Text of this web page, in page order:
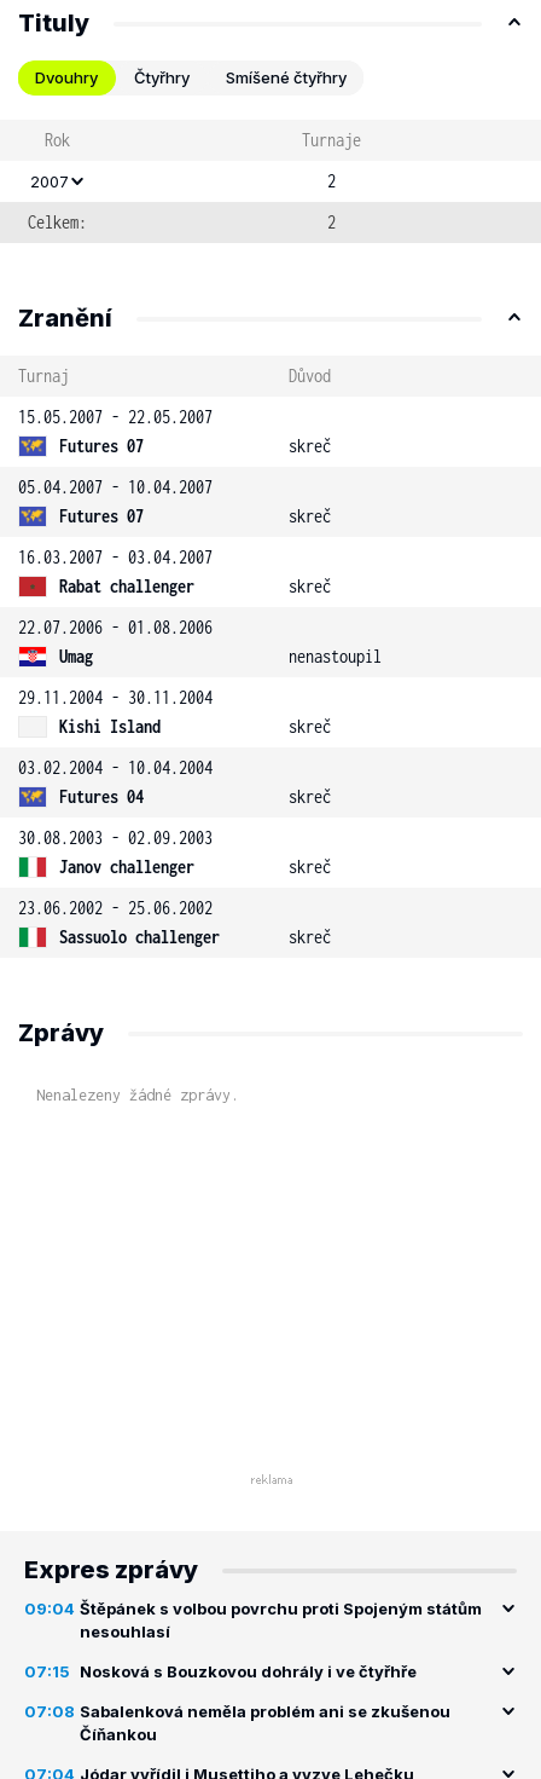
Tituly
Dvouhry Čtyřhry Smíšené čtyřhry
Rok Turnaje
2007
2
Celkem:
2
Zranění
Turnaj
Důvod
15.05.2007 - 22.05.2007
Futures 07
skreč
05.04.2007 - 10.04.2007
Futures 07
skreč
16.03.2007 - 03.04.2007
Rabat challenger
skreč
22.07.2006 - 01.08.2006
Umag
nenastoupil
29.11.2004 - 30.11.2004
Kishi Island
skreč
03.02.2004 - 10.04.2004
Futures 04
skreč
30.08.2003 - 02.09.2003
Janov challenger
skreč
23.06.2002 - 25.06.2002
Sassuolo challenger
skreč
Zprávy
Nenalezeny žádné zprávy.
Expres zprávy
09:04 Štěpánek s volbou povrchu proti Spojeným státům
nesouhlasí
07:15 Nosková s Bouzkovou dohrály i ve čtyřhře
07:08 Sabalenková neměla problém ani se zkušenou
Číňankou
07:04 Jódar vyřídil i Musettiho a vyzve Lehečku